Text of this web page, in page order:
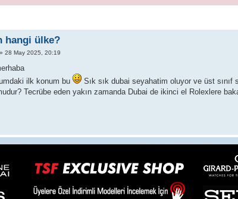
hangi ülke?
» 28 May 2025, 20:19
ilk konum bu
Sık sık dubai seyahatim oluyor ve üst
Tecrübe eden yakın zamanda Dubai de ikinci el Rolexlere